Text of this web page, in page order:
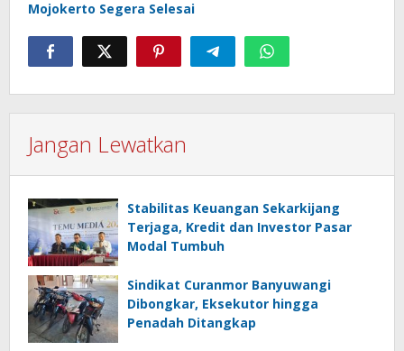
Mojokerto Segera Selesai
Jangan Lewatkan
Stabilitas Keuangan Sekarkijang
Terjaga, Kredit dan Investor Pasar
Modal Tumbuh
Sindikat Curanmor Banyuwangi
Dibongkar, Eksekutor hingga
Penadah Ditangkap